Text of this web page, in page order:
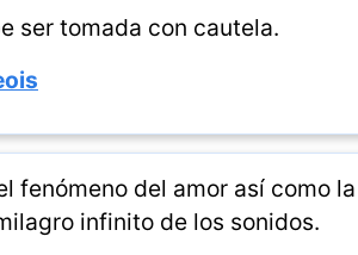
ser tomada con cautela.
fenómeno del amor así como la
infinito de los sonidos.